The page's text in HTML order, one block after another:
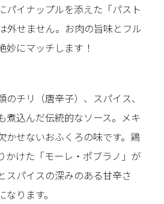
パイナップルを添えた「パスト
外せません。お肉の旨味とフル
妙にマッチします！
チリ（唐辛子）、スパイス、
煮込んだ伝統的なソース。メキ
かせないおふくろの味です。鶏
かけた「モーレ・ポブラノ」が
スパイスの深みのある甘辛さ
ります。